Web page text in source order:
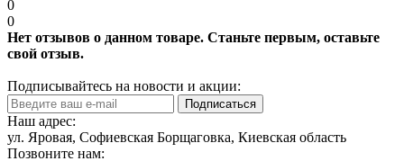
0
0
Нет отзывов о данном товаре. Станьте первым, оставьте
свой отзыв.
Подписывайтесь на новости и акции:
Подписаться
Наш адрес:
ул. Яровая, Софиевская Борщаговка, Киевская область
Позвоните нам: